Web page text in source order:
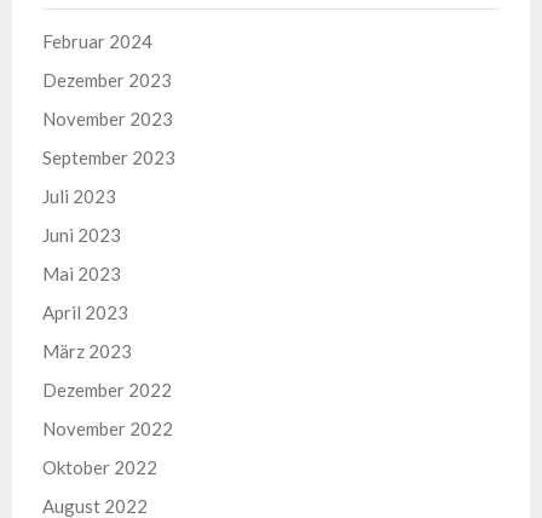
Februar 2024
Dezember 2023
November 2023
September 2023
Juli 2023
Juni 2023
Mai 2023
April 2023
März 2023
Dezember 2022
November 2022
Oktober 2022
August 2022